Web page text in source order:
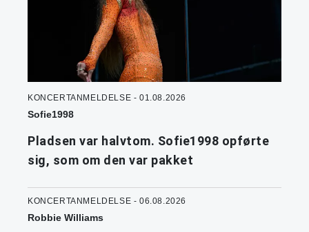
KONCERTANMELDELSE - 01.08.2026
Sofie1998
Pladsen var halvtom. Sofie1998 opførte
sig, som om den var pakket
KONCERTANMELDELSE - 06.08.2026
Robbie Williams